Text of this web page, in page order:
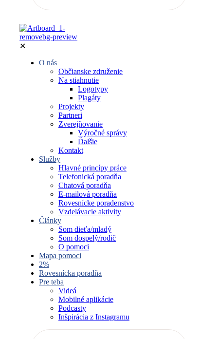
✕
O nás
Občianske združenie
Na stiahnutie
Logotypy
Plagáty
Projekty
Partneri
Zverejňovanie
Výročné správy
Ďalšie
Kontakt
Služby
Hlavné princípy práce
Telefonická poradňa
Chatová poradňa
E-mailová poradňa
Rovesnícke poradenstvo
Vzdelávacie aktivity
Články
Som dieťa/mladý
Som dospelý/rodič
O pomoci
Mapa pomoci
2%
Rovesnícka poradňa
Pre teba
Videá
Mobilné aplikácie
Podcasty
Inšpirácia z Instagramu